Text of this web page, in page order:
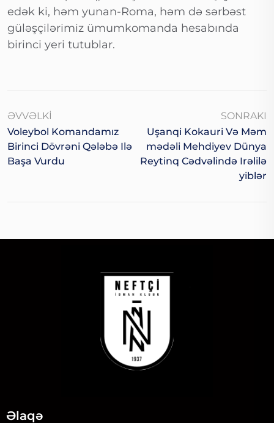
edək ki, həm yunan-Roma, həm də sərbəst
güləşçilərimiz ümumkomanda hesabında
birinci yeri tutublar.
ƏVVƏLKI
Voleybol Komandamız
Birinci Dövrəni Qələbə Ilə
Başa Vurdu
SONRAKI
Uşanqi Kokauri Və Məm
Mədəli Mehdiyev Dünya
Reytinq Cədvəlində Irəlilə
Yiblər
Əlaqə